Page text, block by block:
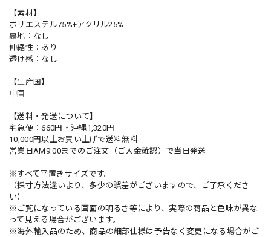
【素材】
ポリエステル75%+アクリル25%
裏地：なし
伸縮性：あり
透け感：なし
【生産国】
中国
【送料・発送について】
宅急便：660円・沖縄1,320円
10,000円以上お買い上げで送料無料
営業日AM9:00までのご注文（ご入金確認）で当日発送
※すべて平置きサイズです。
（採寸方法違いより、多少の誤差がございますので、ご了承くださ
い）
※ご覧になっている画面の明るさ等により、実際の商品と色味が異な
って見える場合がございます。
※海外輸入品のため、商品の細部仕様は予告なく変更になる場合がご